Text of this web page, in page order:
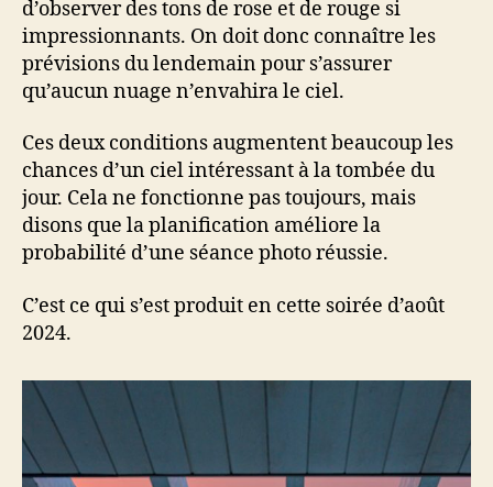
d’observer des tons de rose et de rouge si
impressionnants. On doit donc connaître les
prévisions du lendemain pour s’assurer
qu’aucun nuage n’envahira le ciel.
Ces deux conditions augmentent beaucoup les
chances d’un ciel intéressant à la tombée du
jour. Cela ne fonctionne pas toujours, mais
disons que la planification améliore la
probabilité d’une séance photo réussie.
C’est ce qui s’est produit en cette soirée d’août
2024.